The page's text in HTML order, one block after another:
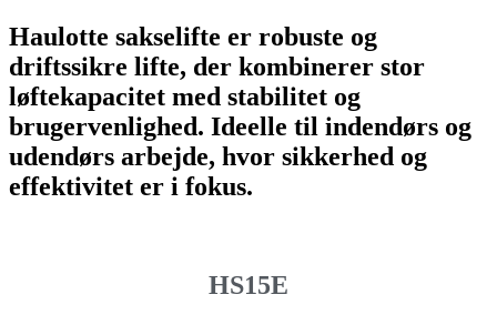
Haulotte sakselifte er robuste og
driftssikre lifte, der kombinerer stor
løftekapacitet med stabilitet og
brugervenlighed. Ideelle til indendørs og
udendørs arbejde, hvor sikkerhed og
effektivitet er i fokus.
HS15E